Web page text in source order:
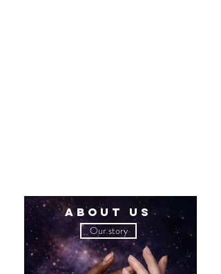
Our story
ABOUT US